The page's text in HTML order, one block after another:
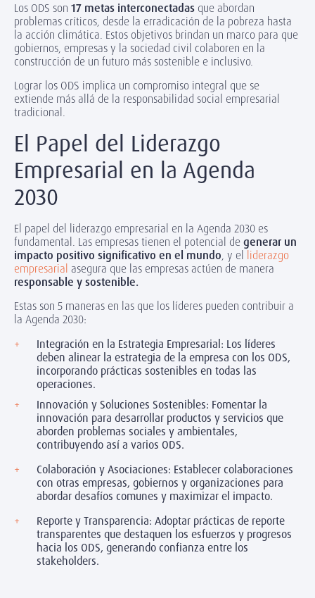
Los ODS son 17 metas interconectadas que abordan
problemas críticos, desde la erradicación de la pobreza hasta
la acción climática. Estos objetivos brindan un marco para que
gobiernos, empresas y la sociedad civil colaboren en la
construcción de un futuro más sostenible e inclusivo.
Lograr los ODS implica un compromiso integral que se
extiende más allá de la responsabilidad social empresarial
tradicional.
El Papel del Liderazgo
Empresarial en la Agenda
2030
El papel del liderazgo empresarial en la Agenda 2030 es
fundamental. Las empresas tienen el potencial degenerar un
impacto positivo significativo en el mundo, y el
liderazgo
empresarial asegura que las empresas actúen de manera
responsable y sostenible.
Estas son 5 maneras en las que los líderes pueden contribuir a
la Agenda 2030:
Integración en la Estrategia Empresarial: Los líderes
deben alinear la estrategia de la empresa con los ODS,
incorporando prácticas sostenibles en todas las
operaciones.
Innovación y Soluciones Sostenibles: Fomentar la
innovación para desarrollar productos y servicios que
aborden problemas sociales y ambientales,
contribuyendo así a varios ODS.
Colaboración y Asociaciones: Establecer colaboraciones
con otras empresas, gobiernos y organizaciones para
abordar desafíos comunes y maximizar el impacto.
Reporte y Transparencia: Adoptar prácticas de reporte
transparentes que destaquen los esfuerzos y progresos
hacia los ODS, generando confianza entre los
stakeholders.